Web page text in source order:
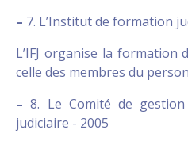
– 7. L’Institut de formation
L’IFJ organise la formation
celle des membres du
– 8. Le Comité de
judiciaire - 2005